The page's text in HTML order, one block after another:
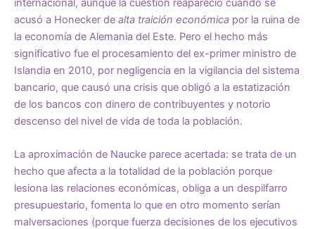
acusó a Honecker de alta traición económica por la ruina de
la economía de Alemania del Este. Pero el hecho más
significativo fue el procesamiento del ex-primer ministro de
Islandia en 2010, por negligencia en la vigilancia del sistema
bancario, que causó una crisis que obligó a la estatización
de los bancos con dinero de contribuyentes y notorio
descenso del nivel de vida de toda la población.
La aproximación de Naucke parece acertada: se trata de un
hecho que afecta a la totalidad de la población porque
lesiona las relaciones económicas, obliga a un despilfarro
presupuestario, fomenta lo que en otro momento serían
malversaciones (porque fuerza decisiones de los ejecutivos